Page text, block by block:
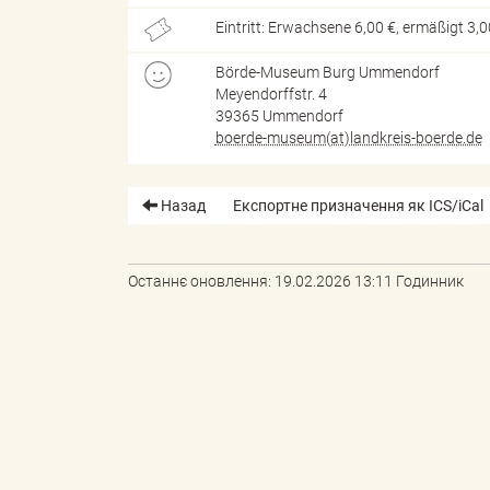
d
r
Eintritt: Erwachsene 6,00 €, ermäßigt
Börde-Museum Burg Ummendorf
Meyendorffstr. 4
39365 Ummendorf
boerde-museum(at)landkreis-boerde.de
Назад Експортне призначення як ICS/iCal
Останнє оновлення: 19.02.2026 13:11 Годинник